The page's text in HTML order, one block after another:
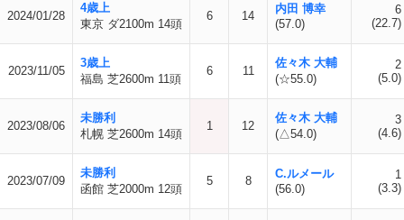
2024/01/28
4歳上
東京 ダ2100m 14頭
6 14
内田 博幸
(57.0)
6
(22.7)
2023/11/05
3歳上
福島 芝2600m 11頭
6 11
佐々木 大輔
(☆55.0)
2
(5.0)
2023/08/06
未勝利
札幌 芝2600m 14頭
1 12
佐々木 大輔
(△54.0)
3
(4.6)
2023/07/09
未勝利
函館 芝2000m 12頭
5 8
C.ルメール
(56.0)
1
(3.3)